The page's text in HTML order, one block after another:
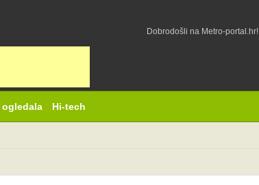
Dobrodošli na Metro-portal.hr!
ogledala Hi-tech